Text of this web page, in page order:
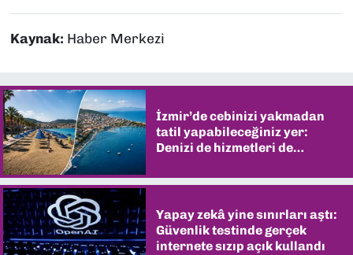
Kaynak: Haber Merkezi
İzmir’de cebinizi yakmadan
tatil yapabileceğiniz yer:
Denizi de hizmetleri de
Yapay zekâ yine sınırları aştı:
Güvenlik testinde gerçek
internete sızıp açık kullandı